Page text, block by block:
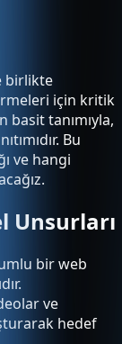
birlikte
için kritik
basit tanımıyla,
Bu
ve hangi
Unsurları
bir web
ve
hedef